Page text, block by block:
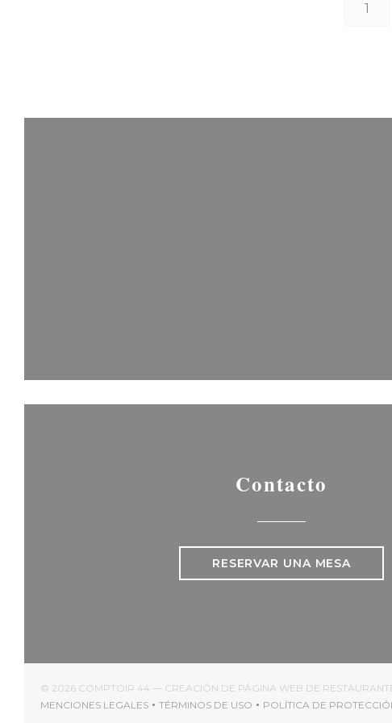
1
Contacto
RESERVAR UNA MESA
© 2026 COMPTOIR 44 — CREACIÓN DE PÁGINA WEB DE
MENCIONES LEGALES
((ABRE EN UNA NUEVA VENTANA))
TÉRMINOS DE USO
((ABRE EN UNA NUEVA VENTANA))
POLÍTICA DE